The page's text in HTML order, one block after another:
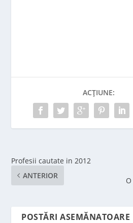
ACȚIUNE:
Profesii cautate in 2012
ANTERIOR
POSTĂRI ASEMĂNATOARE